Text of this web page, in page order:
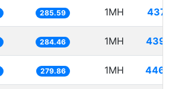
285.59 1MH
284.46 1MH
279.86 1MH